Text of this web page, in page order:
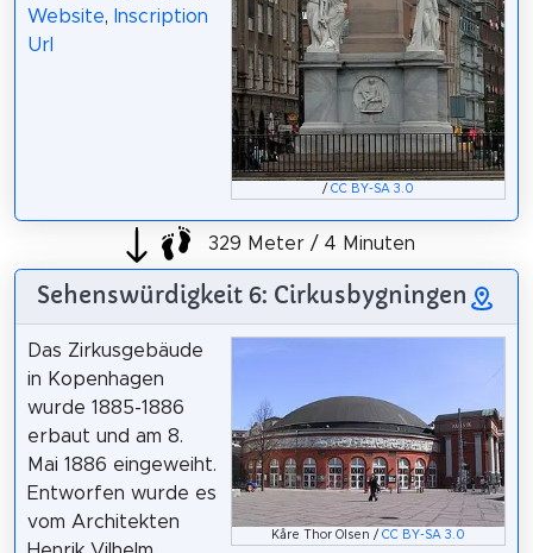
/CC BY-SA 3.0
Website, Inscription
Url
329 Meter / 4 Minuten
Sehenswürdigkeit 6: Cirkusbygningen
Kåre Thor Olsen /CC BY-SA 3.0
Das Zirkusgebäude
in Kopenhagen
wurde 1885-1886
erbaut und am 8.
Mai 1886 eingeweiht.
Entworfen wurde es
vom Architekten